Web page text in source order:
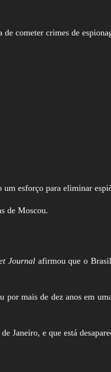
cometer crimes de
esforço para eliminar
de Moscou.
Journal afirmou que o
mais de dez anos em
Janeiro, e que está